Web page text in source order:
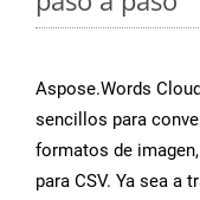
Aspose.Words
sencillos para
formatos de
para CSV. Ya sea a